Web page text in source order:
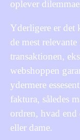
oplever
Yderligere er det
de mest
transaktionen,
webshoppen
ydermere
faktura, således
ordren, hvad
eller dame.